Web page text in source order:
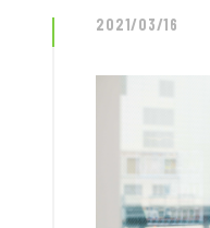
2021/03/16